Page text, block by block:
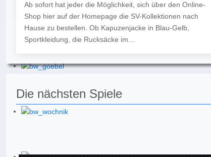
Ab sofort hat jeder die Möglichkeit, sich über den Online-
Shop hier auf der Homepage die SV-Kollektionen nach
Hause zu bestellen. Ob Kapuzenjacke in Blau-Gelb,
Sportkleidung, die Rucksäcke im...
Die nächsten Spiele